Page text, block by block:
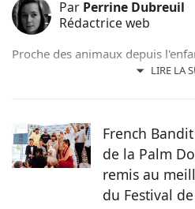
Par Perrine Dubreuil
Rédactrice web
LIRE LA
Proche des animaux depuis
évolué aux côtés de chats, de
à raconter les histoires de nos
magazine Pets Dating.
French
de la Palm
remis au
du Festival